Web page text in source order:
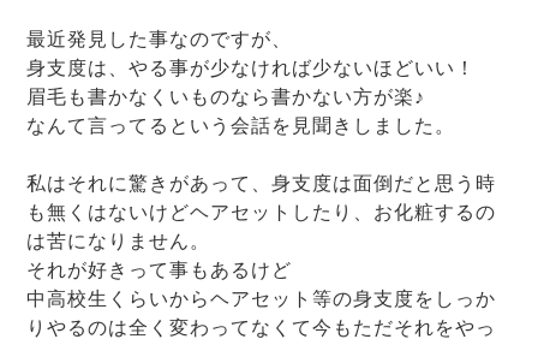
最近発見した事なのですが、
身支度は、やる事が少なければ少ないほどいい！
眉毛も書かなくいものなら書かない方が楽♪
なんて言ってるという会話を見聞きしました。
私はそれに驚きがあって、身支度は面倒だと思う時
も無くはないけどヘアセットしたり、お化粧するの
は苦になりません。
それが好きって事もあるけど
中高校生くらいからヘアセット等の身支度をしっか
りやるのは全く変わってなくて今もただそれをやっ